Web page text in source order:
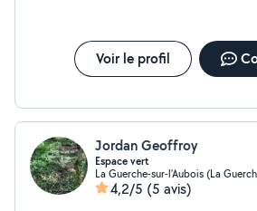
Voir le profil
Jordan Geoffroy
Espace vert
La Guerche-sur-l'Aubois (La
4,2/5 (5 avis)